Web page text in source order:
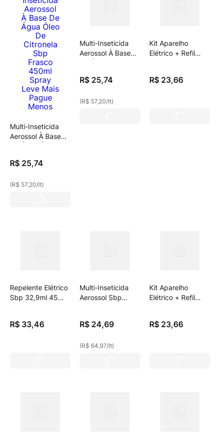
Multi-Inseticida
Aerossol À Base
Frasco 450ml
Pague Menos
R$ 25,74
(R$ 57,20/lt)
Multi-Inseticida
Aerossol À Base
Spray Leve Mais
R$ 25,74
(R$ 57,20/lt)
Kit Aparelho
Elétrico + Refil
R$ 23,66
Repelente Elétrico
Sbp 32,9ml 45
R$ 33,46
Multi-Inseticida
Aerossol Sbp
Econômica
R$ 24,69
(R$ 64,97/lt)
Kit Aparelho
Elétrico + Refil
32,9ml
R$ 23,66